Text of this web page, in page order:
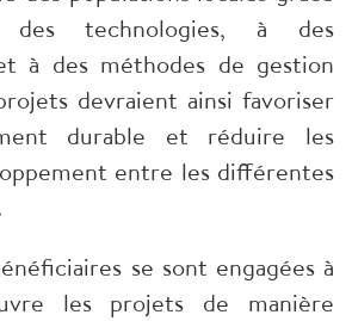
technologies, à des
à des méthodes de gestion
devraient ainsi favoriser
durable et réduire les
entre les différentes
se sont engagées à
les projets de manière